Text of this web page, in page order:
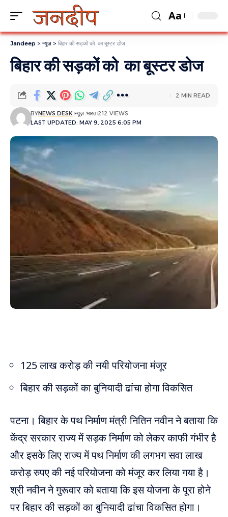
Aa
Jandeep > न्यूज़ > बिहार की सड़कों को का बूस्‍टर डोज
बिहार की सड़कों को का बूस्‍टर डोज
LAST UPDATED: MAY 9, 2025 6:05 PM
BYNEWS DESK न्यूज़ भारत 212 VIEWS
2 MIN READ
125 लाख करोड़ की नयी परियोजना मंजूर
बिहार की सड़कों का बुनियादी ढांचा होगा विकसित
पटना। बिहार के पथ निर्माण मंत्री नितिन नवीन ने बताया कि
केंद्र सरकार राज्य में सड़क निर्माण को लेकर काफी गंभीर है
और इसके लिए राज्‍य में पथ निर्माण की लगभग सवा लाख
करोड़ रुपए की नई परियोजना को मंजूर कर लिया गया है।
श्री नवीन ने गुरूवार को बताया कि इस योजना के पूरा होने
पर बिहार की सड़कों का बुनियादी ढांचा विकसित होगा।